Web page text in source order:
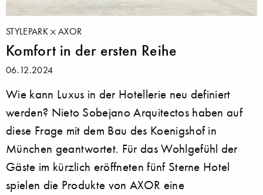
STYLEPARK AXOR
Komfort in der ersten Reihe
06.12.2024
Wie kann Luxus in der Hotellerie neu definiert
werden? Nieto Sobejano Arquitectos haben auf
diese Frage mit dem Bau des Koenigshof in
München geantwortet. Für das Wohlgefühl der
Gäste im kürzlich eröffneten fünf Sterne Hotel
spielen die Produkte von AXOR eine